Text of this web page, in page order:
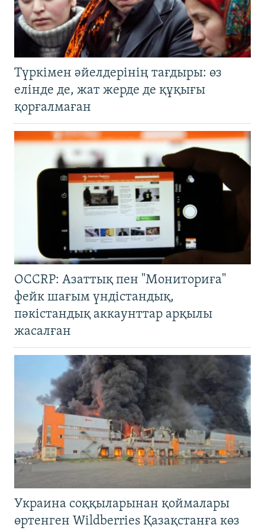
Түркімен әйелдерінің тағдыры: өз
елінде де, жат жерде де құқығы
қорғалмаған
OCCRP: Азаттық пен "Мониториға"
фейк шағым үндістандық,
пәкістандық аккаунттар арқылы
жасалған
Украина соққыларынан қоймалары
өртенген Wildberries Қазақстанға көз